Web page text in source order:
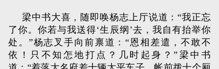
梁中书大喜，随即唤杨志上厅说道：“我正忘
了你。你若与我送得‘生辰纲’去，我自有抬举你
处。”杨志叉手向前禀道：“恩相差遣，不敢不
依！只不知怎地打点？几时起身？”梁中书